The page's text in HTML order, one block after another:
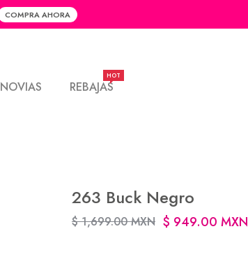
COMPRA AHORA
NOVIAS REBAJAS
HOT
263 Buck Negro
$ 1,699.00 MXN $ 949.00 MXN